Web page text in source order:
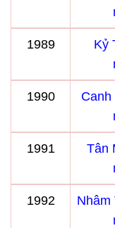
1989
Kỷ
1990
Canh
1991
Tân
1992
Nhâm